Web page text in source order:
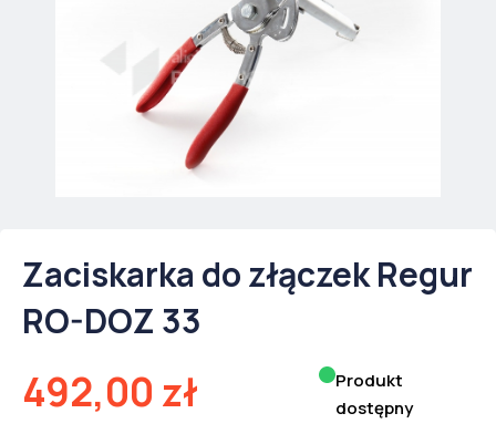
Zaciskarka do złączek Regur
RO-DOZ 33
492,00 zł
Produkt
dostępny